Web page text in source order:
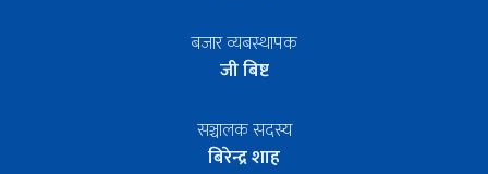
बजार व्यबस्थापक
जी बिष्ट
सञ्चालक सदस्य
बिरेन्द्र शाह